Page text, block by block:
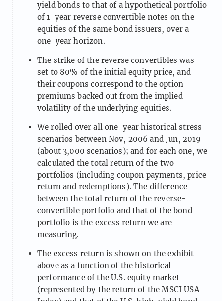
yield bonds to that of a hypothetical portfolio
of 1-year reverse convertible notes on the
equities of the same bond issuers, over a
one-year horizon.
The strike of the reverse convertibles was
set to 80% of the initial equity price, and
their coupons correspond to the option
premiums backed out from the implied
volatility of the underlying equities.
We rolled over all one-year historical stress
scenarios between Nov, 2006 and Jun, 2019
(about 3,000 scenarios); and for each one, we
calculated the total return of the two
portfolios (including coupon payments, price
return and redemptions). The difference
between the total return of the reverse-
convertible portfolio and that of the bond
portfolio is the excess return we are
measuring.
The excess return is shown on the exhibit
above as a function of the historical
performance of the U.S. equity market
(represented by the return of the MSCI USA